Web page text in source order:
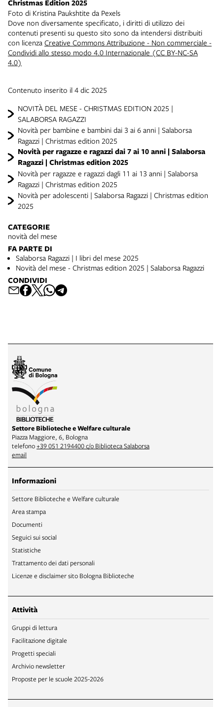
NOVITÀ DEL MESE - CHRISTMAS EDITION 2025 |
SALABORSA RAGAZZI
Novità per bambine e bambini dai 3 ai 6 anni | Salaborsa
Ragazzi | Christmas edition 2025
Novità per ragazze e ragazzi dai 7 ai 10 anni | Salaborsa
Ragazzi | Christmas edition 2025
Novità per ragazze e ragazzi dagli 11 ai 13 anni | Salaborsa
Ragazzi | Christmas edition 2025
Novità per adolescenti | Salaborsa Ragazzi | Christmas edition
2025
Christmas Edition 2025
Foto di Kristina Paukshtite da Pexels
Dove non diversamente specificato, i diritti di utilizzo dei
contenuti presenti su questo sito sono da intendersi distribuiti
con licenza Creative Commons Attribuzione - Non commerciale -
Condividi allo stesso modo 4.0 Internazionale (CC BY-NC-SA
4.0)
Contenuto inserito il 4 dic 2025
CATEGORIE
novità del mese
FA PARTE DI
Salaborsa Ragazzi | I libri del mese 2025
Novità del mese - Christmas edition 2025 | Salaborsa Ragazzi
CONDIVIDI
Settore Biblioteche e Welfare culturale
Piazza Maggiore, 6, Bologna
telefono+39 051 2194400 c/o Biblioteca Salaborsa
email
Informazioni
Settore Biblioteche e Welfare culturale
Area stampa
Documenti
Seguici sui social
Statistiche
Trattamento dei dati personali
Licenze e disclaimer sito Bologna Biblioteche
Attività
Gruppi di lettura
Facilitazione digitale
Progetti speciali
Archivio newsletter
Proposte per le scuole 2025-2026